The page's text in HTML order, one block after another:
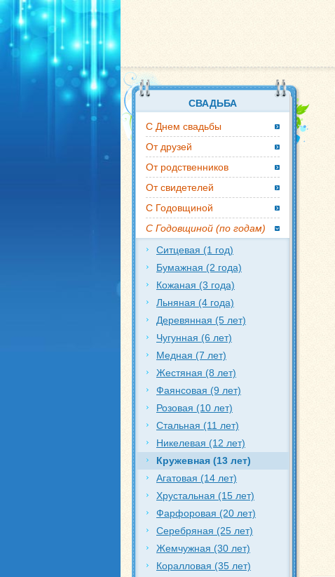
СВАДЬБА
С Днем свадьбы
От друзей
От родственников
От свидетелей
С Годовщиной
С Годовщиной (по годам)
Ситцевая (1 год)
Бумажная (2 года)
Кожаная (3 года)
Льняная (4 года)
Деревянная (5 лет)
Чугунная (6 лет)
Медная (7 лет)
Жестяная (8 лет)
Фаянсовая (9 лет)
Розовая (10 лет)
Стальная (11 лет)
Никелевая (12 лет)
Кружевная (13 лет)
Агатовая (14 лет)
Хрустальная (15 лет)
Фарфоровая (20 лет)
Серебряная (25 лет)
Жемчужная (30 лет)
Коралловая (35 лет)